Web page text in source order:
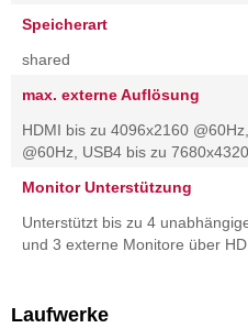
Speicherart
shared
max. externe Auflösung
HDMI bis zu 4096x2160
@60Hz, USB4 bis zu
Monitor Unterstützung
Unterstützt bis zu 4
und 3 externe Monitore über
Laufwerke